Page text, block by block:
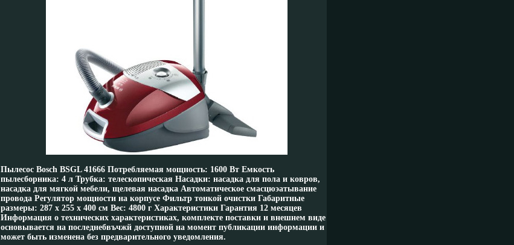
Пылесос Bosch BSGL 41666 Потребляемая мощность: 1600 Вт Емкость
пылесборника: 4 л Трубка: телескопическая Насадки: насадка для пола и ковров,
насадка для мягкой мебели, щелевая насадка Автоматическое смасцюэатывание
провода Регулятор мощности на корпусе Фильтр тонкой очистки Габаритные
размеры: 287 х 255 x 400 см Вес: 4800 г Характеристики Гарантия 12 месяцев
Информация о технических характеристиках, комплекте поставки и внешнем виде
основывается на последнебвъчжй доступной на момент публикации информации и
может быть изменена без предварительного уведомления.